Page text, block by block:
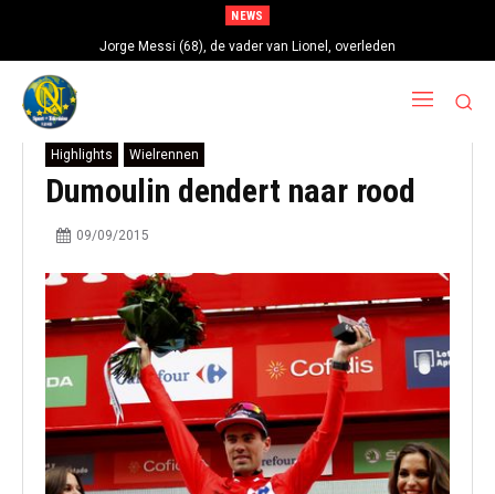
NEWS
Jorge Messi (68), de vader van Lionel, overleden
Highlights Wielrennen
Dumoulin dendert naar rood
09/09/2015